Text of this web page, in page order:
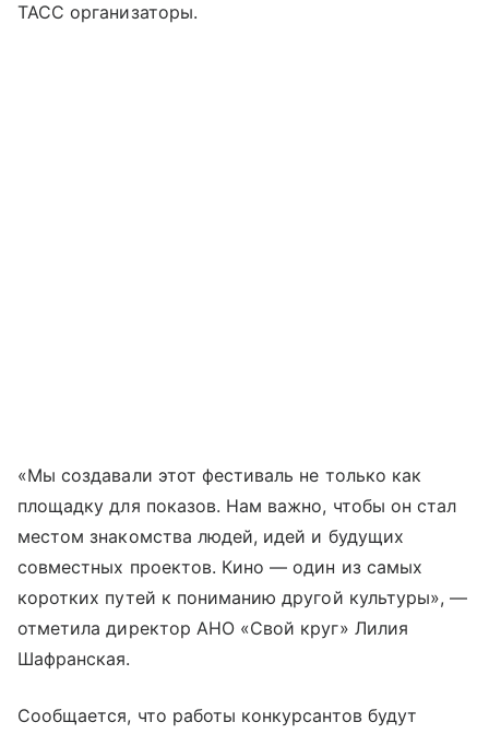
ТАСС организаторы.
«Мы создавали этот фестиваль не только как
площадку для показов. Нам важно, чтобы он стал
местом знакомства людей, идей и будущих
совместных проектов. Кино — один из самых
коротких путей к пониманию другой культуры», —
отметила директор АНО «Свой круг» Лилия
Шафранская.
Сообщается, что работы конкурсантов будут